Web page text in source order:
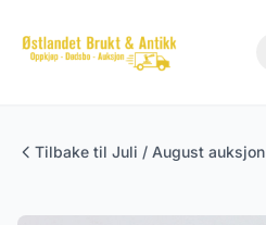
Tilbake til Juli / August auksjon